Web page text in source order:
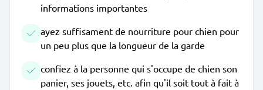
informations importantes
ayez suffisament de nourriture pour chien pour
un peu plus que la longueur de la garde
confiez à la personne qui s'occupe de chien son
panier, ses jouets, etc. afin qu'il soit tout à fait à